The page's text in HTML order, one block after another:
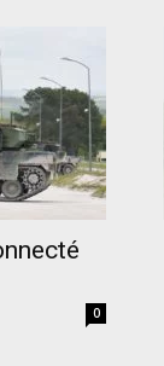
0